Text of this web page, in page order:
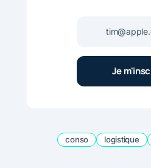
conso logistique